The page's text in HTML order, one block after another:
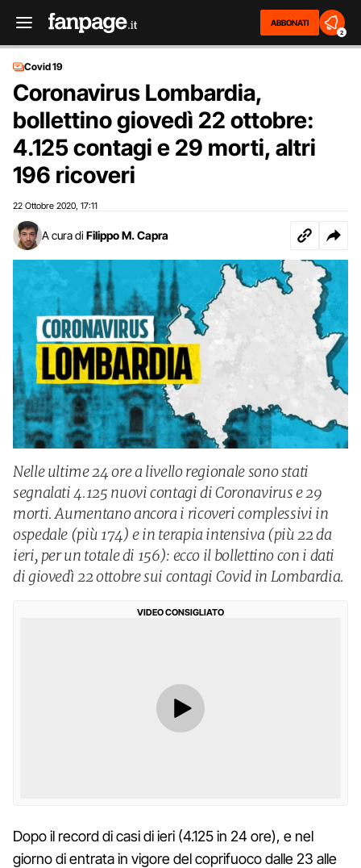
ABBONATI
2
Covid 19
Coronavirus Lombardia,
bollettino giovedì 22 ottobre:
4.125 contagi e 29 morti, altri
196 ricoveri
22 Ottobre 2020 17:11
A cura di Filippo M. Capra
Nelle ultime 24 ore a livello regionale sono stati
segnalati 4.125 nuovi contagi di Coronavirus e 29
morti. Aumentano ancora i ricoveri complessivi in
ospedale (più 174) e in terapia intensiva (più 22 da
ieri, per un totale di 156): ecco il bollettino con i dati
di giovedì 22 ottobre sui contagi Covid in Lombardia.
VIDEO CONSIGLIATO
Dopo il record di casi di ieri (4.125 in 24 ore), e nel
giorno di entrata in vigore del coprifuoco dalle 23 alle